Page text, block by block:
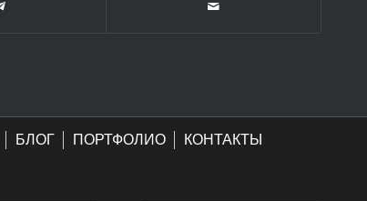
БЛОГ ПОРТФОЛИО КОНТАКТЫ